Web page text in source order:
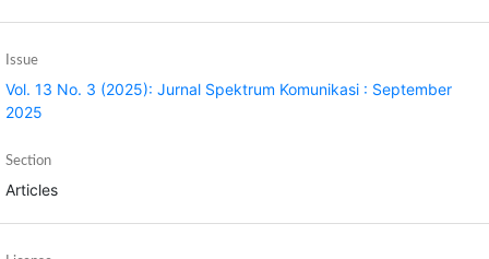
Issue
Vol. 13 No. 3 (2025): Jurnal Spektrum Komunikasi : September
2025
Section
Articles